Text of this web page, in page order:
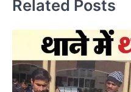
Related Posts